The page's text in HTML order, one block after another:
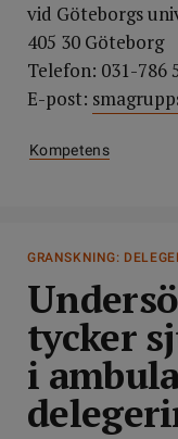
vid Göteborgs
405 30 Göteborg
Telefon: 031-786
E-post:
Kompetens
GRANSKNING:
tycker
i